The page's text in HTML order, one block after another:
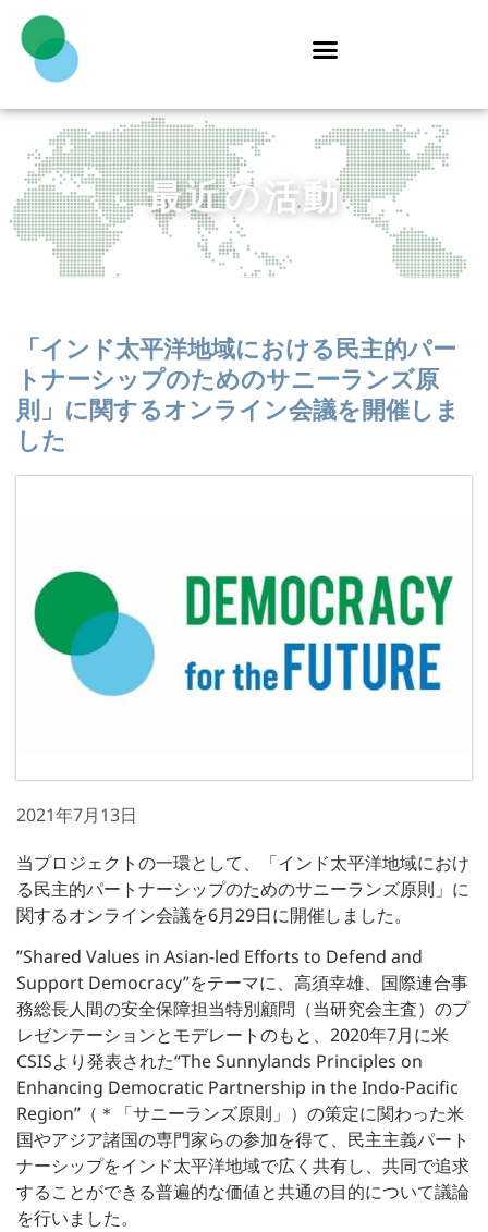
最近の活動​
「インド太平洋地域における民主的パー
トナーシップのためのサニーランズ原
則」に関するオンライン会議を開催しま
した
2021年7月13日
当プロジェクトの一環として、「インド太平洋地域におけ
る民主的パートナーシップのためのサニーランズ原則」に
関するオンライン会議を6月29日に開催しました。
”Shared Values in Asian-led Efforts to Defend and
Support Democracy”をテーマに、高須幸雄、国際連合事
務総長人間の安全保障担当特別顧問（当研究会主査）のプ
レゼンテーションとモデレートのもと、2020年7月に米
CSISより発表された“The Sunnylands Principles on
Enhancing Democratic Partnership in the Indo-Pacific
Region”（＊「サニーランズ原則」）の策定に関わった米
国やアジア諸国の専門家らの参加を得て、民主主義パート
ナーシップをインド太平洋地域で広く共有し、共同で追求
することができる普遍的な価値と共通の目的について議論
を行いました。